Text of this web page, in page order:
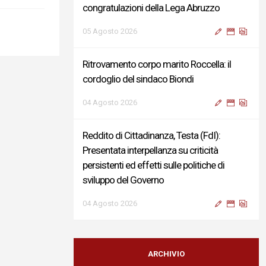
congratulazioni della Lega Abruzzo
05 Agosto 2026
Ritrovamento corpo marito Roccella: il
cordoglio del sindaco Biondi
04 Agosto 2026
Reddito di Cittadinanza, Testa (FdI):
Presentata interpellanza su criticità
persistenti ed effetti sulle politiche di
sviluppo del Governo
04 Agosto 2026
Sigismondi, Liris e Testa: “Profondo
cordoglio e vicinanza al Ministro Roccella e
ARCHIVIO